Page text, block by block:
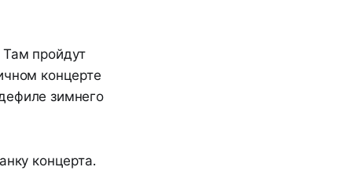
пройдут
концерте
зимнего
концерта.